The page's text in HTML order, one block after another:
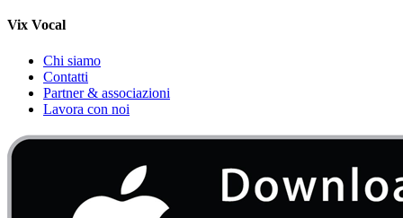
Vix Vocal
Chi siamo
Contatti
Partner & associazioni
Lavora con noi